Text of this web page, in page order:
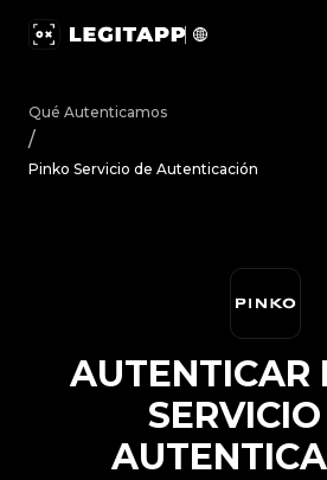
Qué Autenticamos
/
Pinko Servicio de Autenticación
AUTENTICAR